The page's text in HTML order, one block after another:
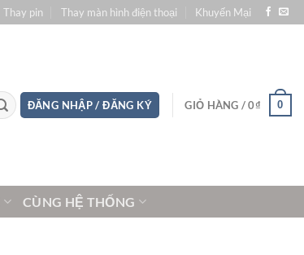
Thay pin Thay màn hình điện thoại Khuyến Mại
ĐĂNG NHẬP / ĐĂNG KÝ GIỎ HÀNG /0₫ 0
CÙNG HỆ THỐNG